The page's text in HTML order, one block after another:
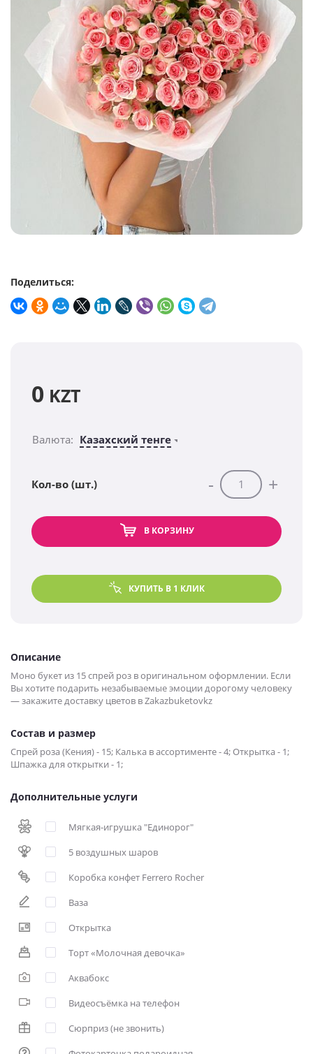
Поделиться:
0 KZT
Валюта: Казахский тенге
Кол-во (шт.) - +
В КОРЗИНУ
КУПИТЬ В 1 КЛИК
Описание
Моно букет из 15 спрей роз в оригинальном оформлении. Если
Вы хотите подарить незабываемые эмоции дорогому человеку
— закажите доставку цветов в Zakazbuketovkz
Состав и размер
Спрей роза (Кения) - 15; Калька в ассортименте - 4; Открытка - 1;
Шпажка для открытки - 1;
Дополнительные услуги
Мягкая-игрушка "Единорог"
5 воздушных шаров
Коробка конфет Ferrero Rocher
Ваза
Открытка
Торт «Молочная девочка»
Аквабокс
Видеосъёмка на телефон
Сюрприз (не звонить)